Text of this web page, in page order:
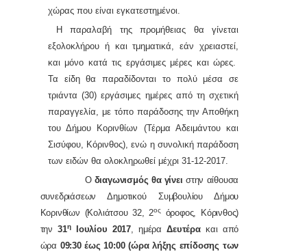
χώρας που είναι εγκατεστημένοι.
Η παραλαβή της προμήθειας θα γίνεται
εξολοκλήρου ή και τμηματικά, εάν χρειαστεί,
και μόνο κατά τις εργάσιμες μέρες και ώρες.
Τα είδη θα παραδίδονται το πολύ μέσα σε
τριάντα (30) εργάσιμες ημέρες από τη σχετική
παραγγελία, με τόπο παράδοσης την Αποθήκη
του Δήμου Κορινθίων (Τέρμα Αδειμάντου και
Σισύφου, Κόρινθος), ενώ η συνολική παράδοση
των ειδών θα ολοκληρωθεί μέχρι 31-12-2017.
Ο διαγωνισμός θα γίνει στην αίθουσα
συνεδριάσεων Δημοτικού Συμβουλίου Δήμου
Κορινθίων (Κολιάτσου 32, 2οςόροφος, Κόρινθος)
την31ηΙουλίου 2017 , ημέραΔευτέρακαι από
ώρα 09:30 έως 10:00 (ώρα λήξης επίδοσης των